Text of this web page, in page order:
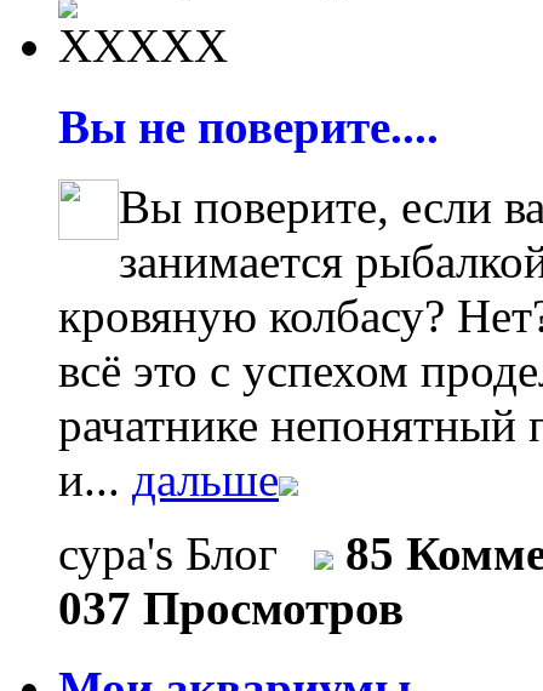
Вы не поверите....
Вы поверите, если
занимается
кровяную колбасу?
всё это с успехом
рачатнике непонятный
и... дальше
сура's Блог
85
037 Просмотров